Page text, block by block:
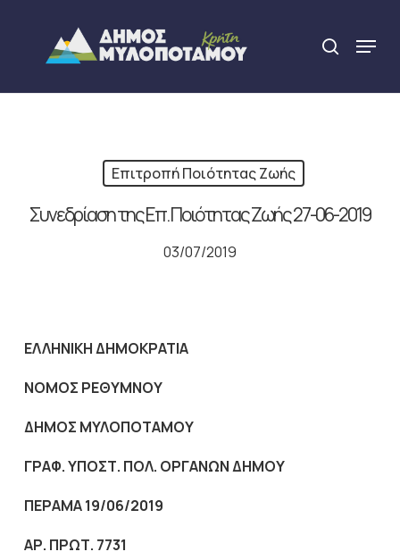
content
search
Menu
Επιτροπή Ποιότητας Ζωής
Συνεδρίαση της Επ. Ποιότητας Ζωής 27-06-2019
03/07/2019
ΕΛΛΗΝΙΚΗ ΔΗΜΟΚΡΑΤΙΑ
NOMOΣ ΡΕΘΥΜΝΟΥ
ΔΗΜΟΣ ΜΥΛΟΠΟΤΑΜΟΥ
ΓΡΑΦ. ΥΠΟΣΤ. ΠΟΛ. ΟΡΓΑΝΩΝ ΔΗΜΟΥ
ΠΕΡΑΜΑ 19/06/2019
ΑΡ. ΠΡΩΤ. 7731
Close